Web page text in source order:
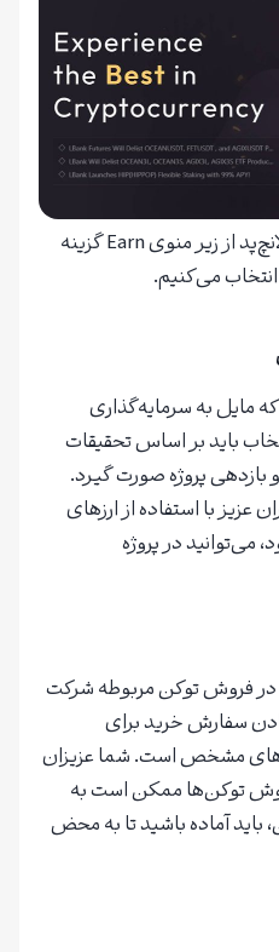
جهت وارد شدن به بخش لانچ‌پد از زیر منوی Earn گزینه
مایل به سرمایه‌گذاری
باید بر اساس تحقیقات
پروژه صورت گیرد.
عزیز با استفاده از ارزهای
در پروژه
در فروش توکن مربوطه شرکت
سفارش خرید برای
مشخص است. شما عزیزان
توکن‌ها ممکن است به
آماده باشید تا به محض